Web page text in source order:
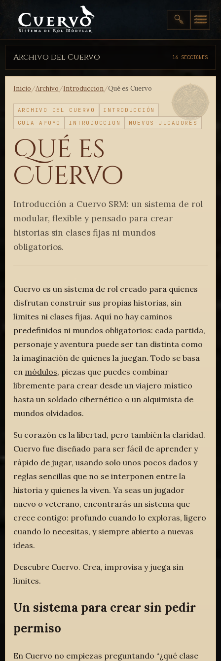
Archivo del Cuervo 16 SECCIONES
Inicio/Archivo/Introduccion/Qué es Cuervo
ARCHIVO DEL CUERVO
INTRODUCCIÓN
GUIA-APOYO
INTRODUCCION NUEVOS-JUGADORES
Qué es
Cuervo
Introducción a Cuervo SRM: un sistema de rol
modular, flexible y pensado para crear
historias sin clases fijas ni mundos
obligatorios.
Cuervo es un sistema de rol creado para quienes
disfrutan construir sus propias historias, sin
límites ni clases fijas. Aquí no hay caminos
predefinidos ni mundos obligatorios: cada partida,
personaje y aventura puede ser tan distinta como
la imaginación de quienes la juegan. Todo se basa
en módulos, piezas que puedes combinar
libremente para crear desde un viajero místico
hasta un soldado cibernético o un alquimista de
mundos olvidados.
Su corazón es la libertad, pero también la claridad.
Cuervo fue diseñado para ser fácil de aprender y
rápido de jugar, usando solo unos pocos dados y
reglas sencillas que no se interponen entre la
historia y quienes la viven. Ya seas un jugador
nuevo o veterano, encontrarás un sistema que
crece contigo: profundo cuando lo exploras, ligero
cuando lo necesitas, y siempre abierto a nuevas
ideas.
Descubre Cuervo. Crea, improvisa y juega sin
límites.
Un sistema para crear sin pedir
permiso
En Cuervo no empiezas preguntando “¿qué clase